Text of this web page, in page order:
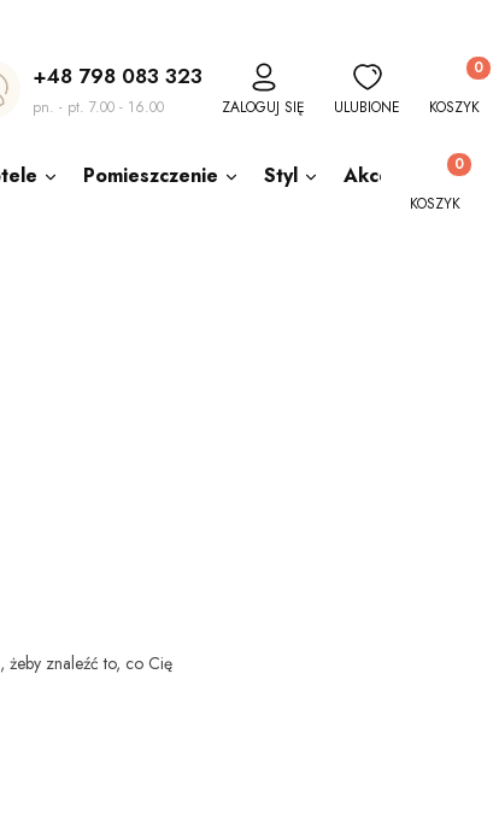
+48 798 083 323
pn. - pt. 7.00 - 16.00 ZALOGUJ SIĘ ULUBIONE KOSZYK
Pomieszczenie Styl AkcesoriaProdukty
KOSZYK
żeby znaleźć to, co Cię